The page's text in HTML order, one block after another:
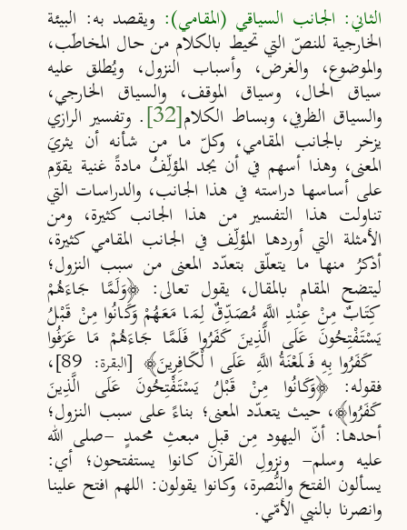
الثاني: الجانب السياقي (المقامي): ويقصد به: البيئة
الخارجية للنصّ التي تحيط بالكلام من حال المخاطَب،
والموضوع، والغرض، وأسباب النزول، ويُطلق عليه
سياق الحال، وسياق الموقف، والسياق الخارجي،
والسياق الظرفي، وبساط الكلام[32] . وتفسير الرازي
يزخر بالجانب المقامي، وكلّ ما من شأنه أن يثري
المعنى، وهذا أسهم في أن يجد المؤلِّفُ مادةً غنية يقوّم
على أساسها دراسته في هذا الجانب، والدراسات التي
تناولت هذا التفسير من هذا الجانب كثيرة، ومن
الأمثلة التي أوردها المؤلِّف في الجانب المقامي كثيرة،
أذكرُ منها ما يتعلّق بتعدّد المعنى من سبب النزول؛
ليتضح المقام بالمقال، يقول تعالى: ﴿وَلَمَّا جَاءَهُمْ
كِتَابٌ مِنْ عِنْدِ اللَّهِ مُصَدِّقٌ لِمَا مَعَهُمْ وَكَانُوا مِنْ قَبْلُ
يَسْتَفْتِحُونَ عَلَى الَّذِينَ كَفَرُوا فَلَمَّا جَاءَهُمْ مَا عَرَفُوا
كَفَرُوا بِهِ فَلَعْنَةُ اللَّهِ عَلَى الْكَافِرِينَ﴾[البقرة: 89] ،
فقوله: ﴿وَكَانُوا مِنْ قَبْلُ يَسْتَفْتِحُونَ عَلَى الَّذِينَ
كَفَرُوا﴾، حيث يتعدّد المعنى؛ بناءً على سبب النزول؛
أحدها: أنّ اليهود مِن قبلِ مبعثِ محمدٍ -صلى الله
عليه وسلم- ونزولِ القرآن كانوا يستفتحون؛ أي:
يسألون الفتحَ والنُّصرة، وكانوا يقولون: اللهم افتح علينا
وانصرنا بالنبي الأمّي.